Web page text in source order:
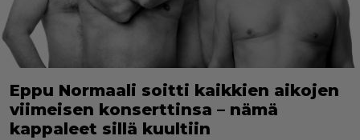
Eppu Normaali soitti kaikkien aikojen
viimeisen konserttinsa – nämä
kappaleet sillä kuultiin